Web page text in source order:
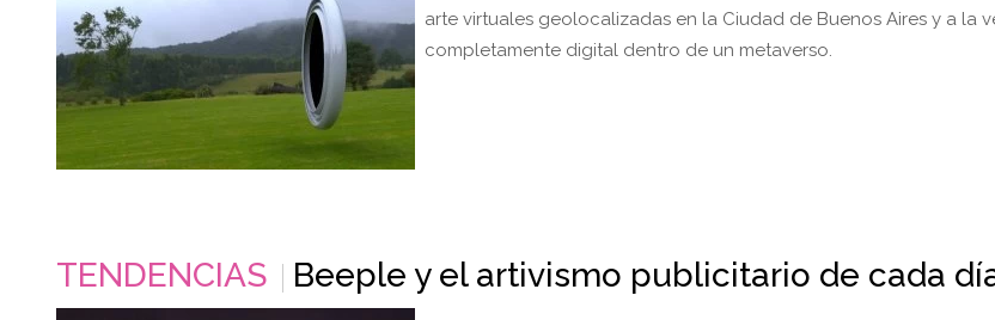
arte virtuales geolocalizadas en la Ciudad de Buenos Aires y a la
completamente digital dentro de un metaverso.
TENDENCIAS Beeple y el artivismo publicitario de cada